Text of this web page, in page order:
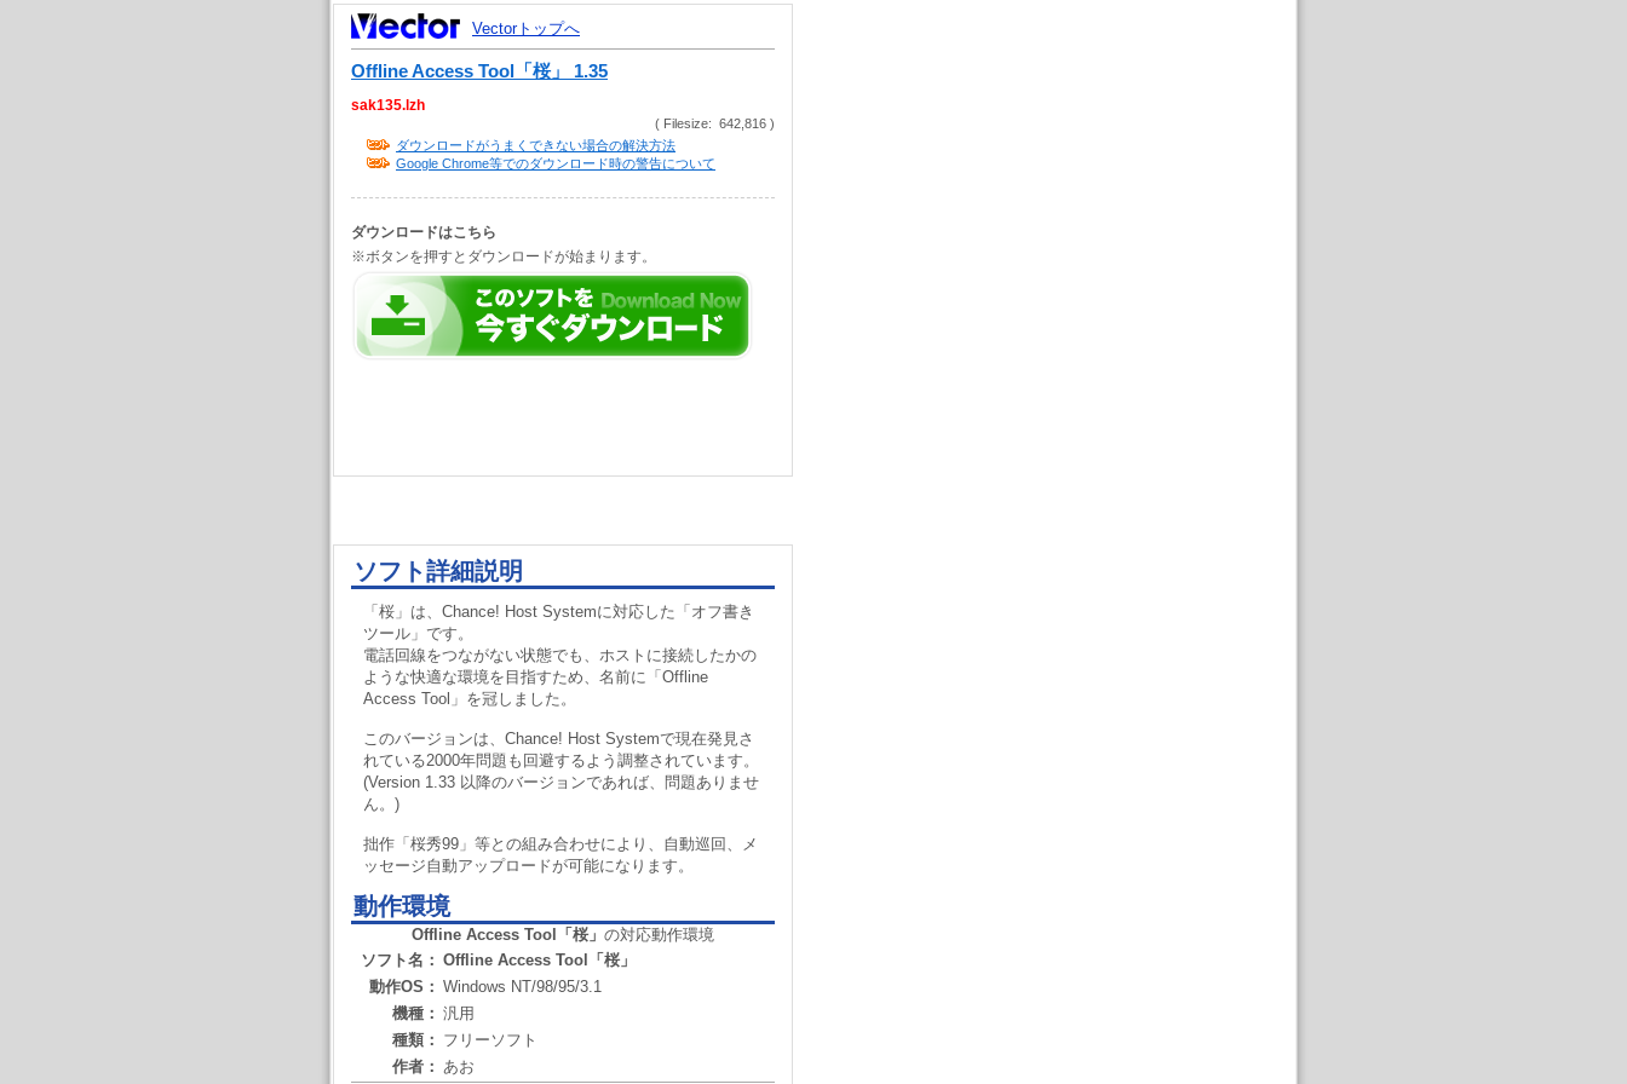
Vectorトップへ
Offline Access Tool「桜」 1.35
sak135.lzh
( Filesize: 642,816 )
ダウンロードがうまくできない場合の解決方法
Google Chrome等でのダウンロード時の警告について
ダウンロードはこちら
※ボタンを押すとダウンロードが始まります。
ソフト詳細説明
「桜」は、Chance! Host Systemに対応した「オフ書き
ツール」です。
電話回線をつながない状態でも、ホストに接続したかの
ような快適な環境を目指すため、名前に「Offline
Access Tool」を冠しました。
このバージョンは、Chance! Host Systemで現在発見さ
れている2000年問題も回避するよう調整されています。
(Version 1.33 以降のバージョンであれば、問題ありませ
ん。)
拙作「桜秀99」等との組み合わせにより、自動巡回、メ
ッセージ自動アップロードが可能になります。
動作環境
Offline Access Tool「桜」 の対応動作環境
ソフト名： Offline Access Tool「桜」
動作OS： Windows NT/98/95/3.1
機種： 汎用
種類： フリーソフト
作者： あお